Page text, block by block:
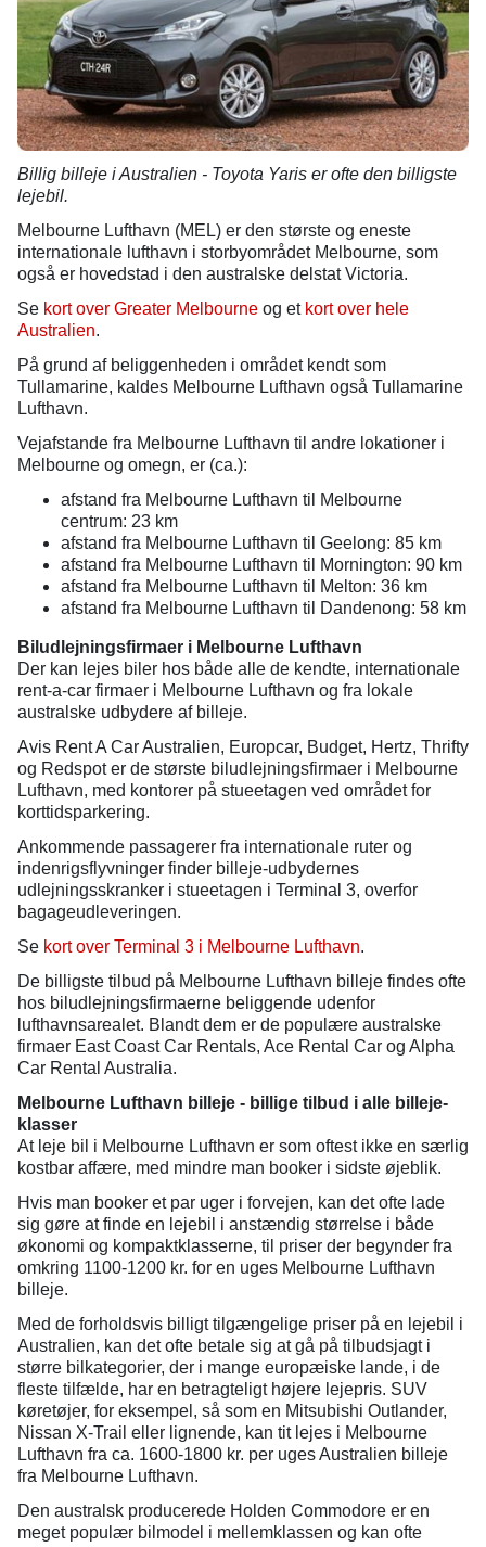
Billig billeje i Australien - Toyota Yaris er ofte den billigste
lejebil.
Melbourne Lufthavn (MEL) er den største og eneste
internationale lufthavn i storbyområdet Melbourne, som
også er hovedstad i den australske delstat Victoria.
Se kort over Greater Melbourne og et kort over hele
Australien.
På grund af beliggenheden i området kendt som
Tullamarine, kaldes Melbourne Lufthavn også Tullamarine
Lufthavn.
Vejafstande fra Melbourne Lufthavn til andre lokationer i
Melbourne og omegn, er (ca.):
afstand fra Melbourne Lufthavn til Melbourne
centrum: 23 km
afstand fra Melbourne Lufthavn til Geelong: 85 km
afstand fra Melbourne Lufthavn til Mornington: 90 km
afstand fra Melbourne Lufthavn til Melton: 36 km
afstand fra Melbourne Lufthavn til Dandenong: 58 km
Biludlejningsfirmaer i Melbourne Lufthavn
Der kan lejes biler hos både alle de kendte, internationale
rent-a-car firmaer i Melbourne Lufthavn og fra lokale
australske udbydere af billeje.
Avis Rent A Car Australien, Europcar, Budget, Hertz, Thrifty
og Redspot er de største biludlejningsfirmaer i Melbourne
Lufthavn, med kontorer på stueetagen ved området for
korttidsparkering.
Ankommende passagerer fra internationale ruter og
indenrigsflyvninger finder billeje-udbydernes
udlejningsskranker i stueetagen i Terminal 3, overfor
bagageudleveringen.
Se kort over Terminal 3 i Melbourne Lufthavn.
De billigste tilbud på Melbourne Lufthavn billeje findes ofte
hos biludlejningsfirmaerne beliggende udenfor
lufthavnsarealet. Blandt dem er de populære australske
firmaer East Coast Car Rentals, Ace Rental Car og Alpha
Car Rental Australia.
Melbourne Lufthavn billeje - billige tilbud i alle billeje-
klasser
At leje bil i Melbourne Lufthavn er som oftest ikke en særlig
kostbar affære, med mindre man booker i sidste øjeblik.
Hvis man booker et par uger i forvejen, kan det ofte lade
sig gøre at finde en lejebil i anstændig størrelse i både
økonomi og kompaktklasserne, til priser der begynder fra
omkring 1100-1200 kr. for en uges Melbourne Lufthavn
billeje.
Med de forholdsvis billigt tilgængelige priser på en lejebil i
Australien, kan det ofte betale sig at gå på tilbudsjagt i
større bilkategorier, der i mange europæiske lande, i de
fleste tilfælde, har en betragteligt højere lejepris. SUV
køretøjer, for eksempel, så som en Mitsubishi Outlander,
Nissan X-Trail eller lignende, kan tit lejes i Melbourne
Lufthavn fra ca. 1600-1800 kr. per uges Australien billeje
fra Melbourne Lufthavn.
Den australsk producerede Holden Commodore er en
meget populær bilmodel i mellemklassen og kan ofte